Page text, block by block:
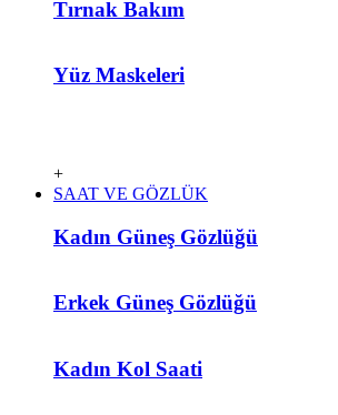
Tırnak Bakım
Yüz Maskeleri
+
SAAT VE GÖZLÜK
Kadın Güneş Gözlüğü
Erkek Güneş Gözlüğü
Kadın Kol Saati